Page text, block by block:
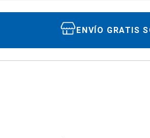
ENVÍO GRATIS